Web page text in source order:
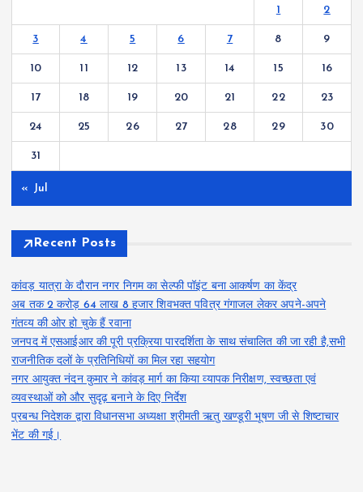
1 2
3 4 5 6 7 8 9
10 11 12 13 14 15 16
17 18 19 20 21 22 23
24 25 26 27 28 29 30
31
« Jul
Recent Posts
कांवड़ यात्रा के दौरान नगर निगम का सेल्फी पॉइंट बना आकर्षण का केंद्र
अब तक 2 करोड़ 64 लाख 8 हजार शिवभक्त पवित्र गंगाजल लेकर अपने-अपने
गंतव्य की ओर हो चुके हैं रवाना
जनपद में एसआईआर की पूरी प्रक्रिया पारदर्शिता के साथ संचालित की जा रही है,सभी
राजनीतिक दलों के प्रतिनिधियों का मिल रहा सहयोग
नगर आयुक्त नंदन कुमार ने कांवड़ मार्ग का किया व्यापक निरीक्षण, स्वच्छता एवं
व्यवस्थाओं को और सुदृढ़ बनाने के दिए निर्देश
प्रबन्ध निदेशक द्वारा विधानसभा अध्यक्षा श्रीमती ऋतु खण्डूरी भूषण जी से शिष्टाचार
भेंट की गई।